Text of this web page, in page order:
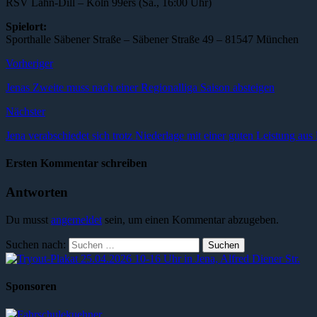
Spielort:
Sporthalle Säbener Straße – Säbener Straße 49 – 81547 München
Vorheriger
Jenas Zweite muss nach einer Regionalliga Saison absteigen
Nächster
Jena verabschiedet sich trotz Niederlage mit einer guten Leistung aus
Ersten Kommentar schreiben
Antworten
Du musst angemeldet sein, um einen Kommentar abzugeben.
Suchen nach:
Sponsoren